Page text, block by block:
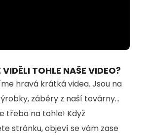
100.00%
TOHLE NAŠE VIDEO?
hravá krátká videa. Jsou na
záběry z naší továrny...
třeba na tohle! Když
stránku, objeví se vám zase